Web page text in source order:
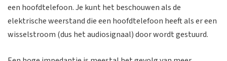
een hoofdtelefoon. Je kunt het beschouwen als de
elektrische weerstand die een hoofdtelefoon heeft als er een
wisselstroom (dus het audiosignaal) door wordt gestuurd.